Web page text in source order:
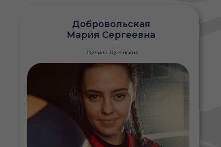
Добровольская
Мария Сергеевна
Филиал: Дунайский